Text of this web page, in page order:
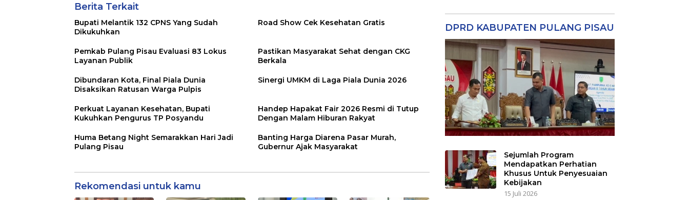
Berita Terkait
Bupati Melantik 132 CPNS Yang Sudah
Dikukuhkan
Road Show Cek Kesehatan Gratis
Pemkab Pulang Pisau Evaluasi 83 Lokus
Layanan Publik
Pastikan Masyarakat Sehat dengan CKG
Berkala
Dibundaran Kota, Final Piala Dunia
Disaksikan Ratusan Warga Pulpis
Sinergi UMKM di Laga Piala Dunia 2026
Perkuat Layanan Kesehatan, Bupati
Kukuhkan Pengurus TP Posyandu
Handep Hapakat Fair 2026 Resmi di Tutup
Dengan Malam Hiburan Rakyat
Huma Betang Night Semarakkan Hari Jadi
Pulang Pisau
Banting Harga Diarena Pasar Murah,
Gubernur Ajak Masyarakat
Rekomendasi untuk kamu
DPRD KABUPATEN PULANG PISAU
Sejumlah Program
Mendapatkan Perhatian
Khusus Untuk Penyesuaian
Kebijakan
15 Juli 2026